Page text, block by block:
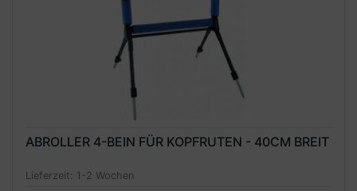
ABROLLER 4-BEIN FÜR KOPFRUTEN - 40CM BREIT
Lieferzeit: 1-2 Wochen